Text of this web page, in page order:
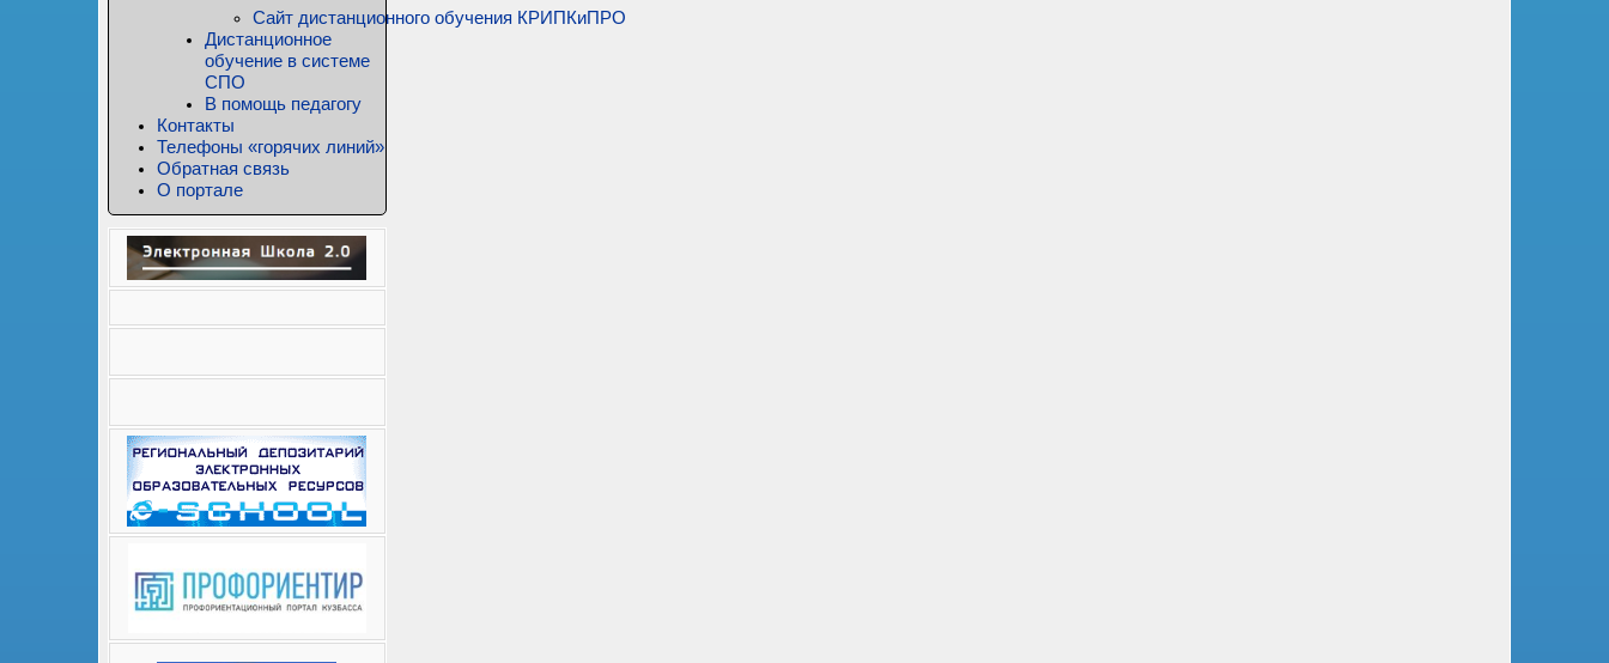
Сайт дистанционного обучения КРИПКиПРО
Дистанционное
обучение в системе
СПО
В помощь педагогу
Контакты
Телефоны «горячих линий»
Обратная связь
О портале